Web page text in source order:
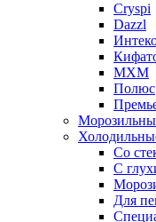
Cryspi
Dazzl
МХМ
Полюс
Со
С
Для